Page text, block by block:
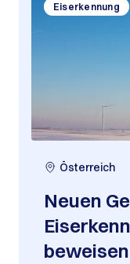
Eiserkennung
Österreich
Neuen